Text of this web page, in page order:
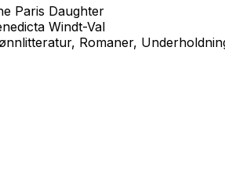
Paris Daughter
Windt-Val
Romaner,